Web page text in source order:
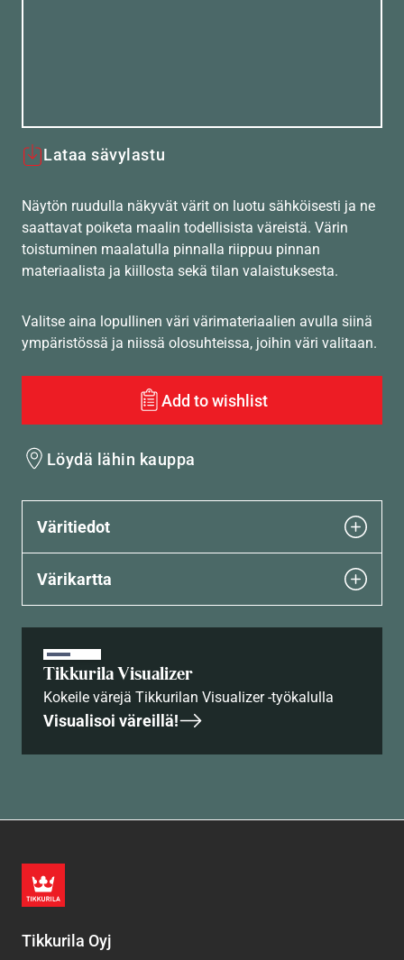
Lataa sävylastu
Näytön ruudulla näkyvät värit on luotu sähköisesti ja ne
saattavat poiketa maalin todellisista väreistä. Värin
toistuminen maalatulla pinnalla riippuu pinnan
materiaalista ja kiillosta sekä tilan valaistuksesta.
Valitse aina lopullinen väri värimateriaalien avulla siinä
ympäristössä ja niissä olosuhteissa, joihin väri valitaan.
Add to wishlist
Löydä lähin kauppa
Väritiedot
Värikartta
Tikkurila Visualizer
Kokeile värejä Tikkurilan Visualizer -työkalulla
Visualisoi väreillä!
Tikkurila Oyj